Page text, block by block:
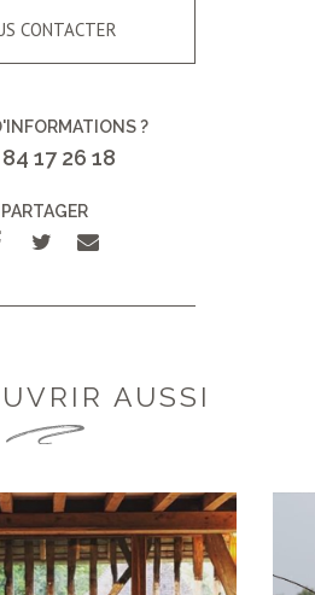
CONTACTER
?
17 26 18
PARTAGER
AUSSI